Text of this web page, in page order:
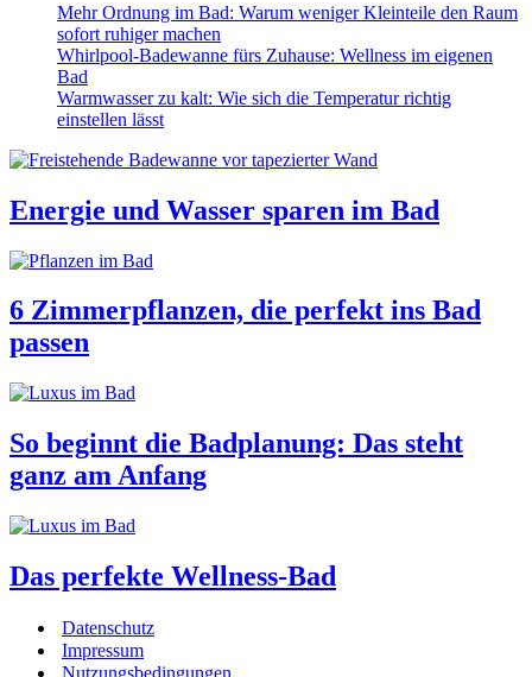
Mehr Ordnung im Bad: Warum weniger Kleinteile den Raum
sofort ruhiger machen
Whirlpool-Badewanne fürs Zuhause: Wellness im eigenen
Bad
Warmwasser zu kalt: Wie sich die Temperatur richtig
einstellen lässt
Energie und Wasser sparen im Bad
6 Zimmerpflanzen, die perfekt ins Bad
passen
So beginnt die Badplanung: Das steht
ganz am Anfang
Das perfekte Wellness-Bad
Datenschutz
Impressum
Nutzungsbedingungen